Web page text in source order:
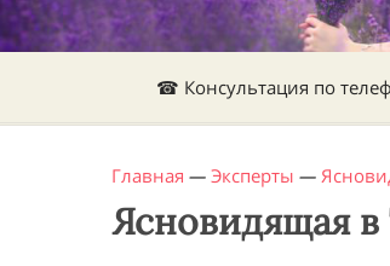
☎ Консультация по
Главная — Эксперты —
Ясновидящая в